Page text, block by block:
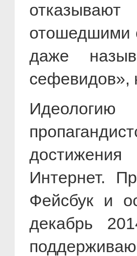
отошедшими
даже
сефевидов»,
достижения
Интернет.
Фейсбук и
декабрь